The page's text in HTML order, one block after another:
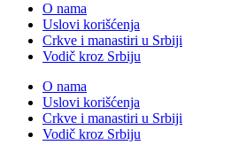
O nama
Uslovi korišćenja
Crkve i manastiri u Srbiji
Vodič kroz Srbiju
O nama
Uslovi korišćenja
Crkve i manastiri u Srbiji
Vodič kroz Srbiju